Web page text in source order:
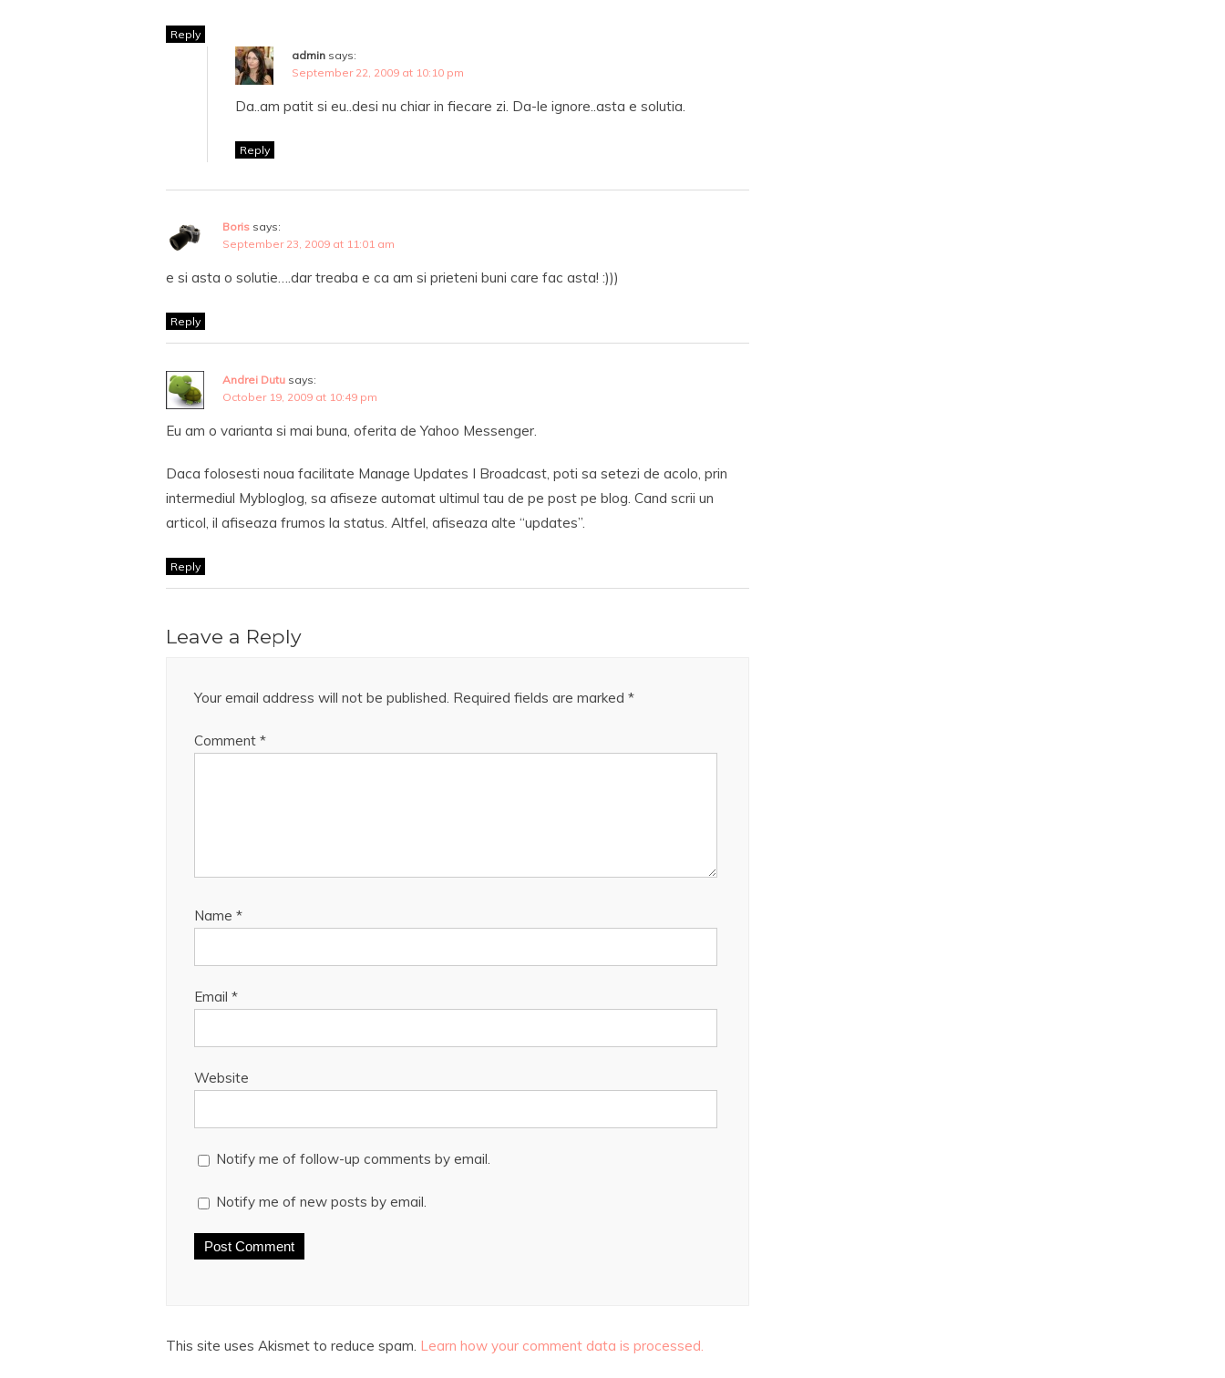
Reply
admin says:
September 22, 2009 at 10:10 pm
Da..am patit si eu..desi nu chiar in fiecare zi. Da-le ignore..asta e solutia.
Reply
Boris says:
September 23, 2009 at 11:01 am
e si asta o solutie….dar treaba e ca am si prieteni buni care fac asta! :)))
Reply
Andrei Dutu says:
October 19, 2009 at 10:49 pm
Eu am o varianta si mai buna, oferita de Yahoo Messenger.
Daca folosesti noua facilitate Manage Updates I Broadcast, poti sa setezi de acolo, prin
intermediul Mybloglog, sa afiseze automat ultimul tau de pe post pe blog. Cand scrii un
articol, il afiseaza frumos la status. Altfel, afiseaza alte “updates”.
Reply
Leave a Reply
Your email address will not be published. Required fields are marked *
Comment *
Name *
Email *
Website
Notify me of follow-up comments by email.
Notify me of new posts by email.
This site uses Akismet to reduce spam. Learn how your comment data is processed.